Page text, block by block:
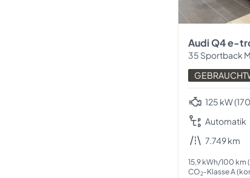
Audi Q4 e-
35 Sportback
125 kW
Automatik
7.749 km
15,9 kWh/100 km
CO2-Klasse A